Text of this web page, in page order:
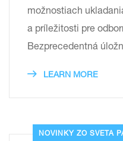
možnostiach
a príležitosti pre
Bezprecedentná
LEARN MORE
NOVINKY ZO SVETA